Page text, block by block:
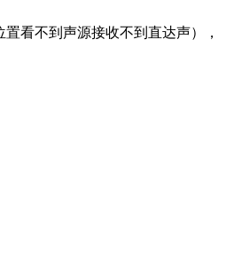
看不到声源接收不到直达声），